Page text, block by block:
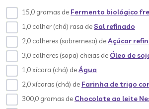
15,0 gramas de Fermento biológico
1,0 colher (chá) rasa deSal refinado
2,0 colheres (sobremesa) deAçúcar
3,0 colheres (sopa) cheias de Óleo de
1,0 xícara (chá) deÁgua
2,0 xícaras (chá) de Farinha de trigo
300,0 gramas de Chocolate ao leite